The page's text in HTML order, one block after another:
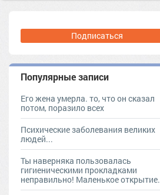
Подписаться
Популярные записи
Его жена умерла. то, что он сказал
потом, поразило всех
Психические заболевания великих
людей...
Ты наверняка пользовалась
гигиеническими прокладками
неправильно! Маленькое открытие.